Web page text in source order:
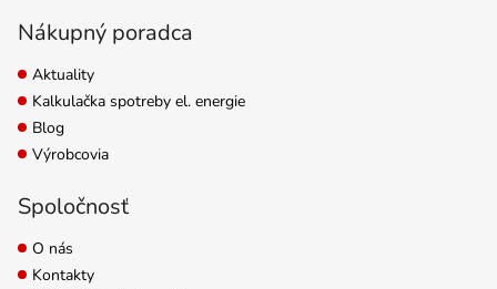
Nákupný poradca
Aktuality
Kalkulačka spotreby el. energie
Blog
Výrobcovia
Spoločnosť
O nás
Kontakty